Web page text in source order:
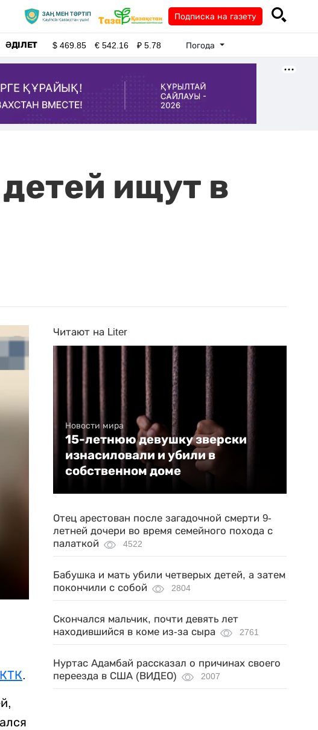
Подписка на газету
ӘДІЛЕТ $469.85 €542.16 ₽5.78 Погода
ищут в
КТК.
Читают на Liter
Новости мира
15-летнюю девушку зверски
изнасиловали и убили в
собственном доме
Отец арестован после загадочной смерти 9-
летней дочери во время семейного похода с
палаткой
4522
Бабушка и мать убили четверых детей, а затем
покончили с собой
2804
Скончался мальчик, почти девять лет
находившийся в коме из-за сыра
2761
Нуртас Адамбай рассказал о причинах своего
переезда в США (ВИДЕО)
2007